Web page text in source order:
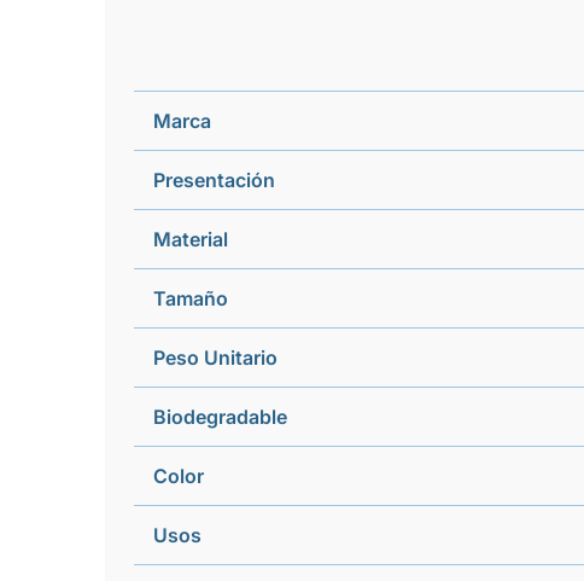
Marca
Presentación
Material
Tamaño
Peso Unitario
Biodegradable
Color
Usos